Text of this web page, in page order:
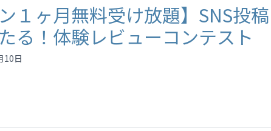
１ヶ月無料受け放題】SNS投稿
る！体験レビューコンテスト
10日